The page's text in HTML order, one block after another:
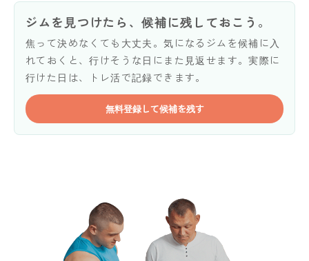
ジムを見つけたら、候補に残しておこう。
焦って決めなくても大丈夫。気になるジムを候補に入
れておくと、行けそうな日にまた見返せます。実際に
行けた日は、トレ活で記録できます。
無料登録して候補を残す